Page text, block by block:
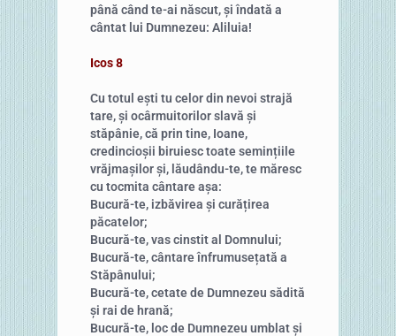
până când te-ai născut, și îndată a
cântat lui Dumnezeu: Aliluia!
Icos 8
Cu totul ești tu celor din nevoi strajă
tare, și ocârmuitorilor slavă și
stăpânie, că prin tine, Ioane,
credincioșii biruiesc toate semințiile
vrăjmașilor și, lăudându-te, te măresc
cu tocmita cântare așa:
Bucură-te, izbăvirea și curățirea
păcatelor;
Bucură-te, vas cinstit al Domnului;
Bucură-te, cântare înfrumusețată a
Stăpânului;
Bucură-te, cetate de Dumnezeu sădită
și rai de hrană;
Bucură-te, loc de Dumnezeu umblat și